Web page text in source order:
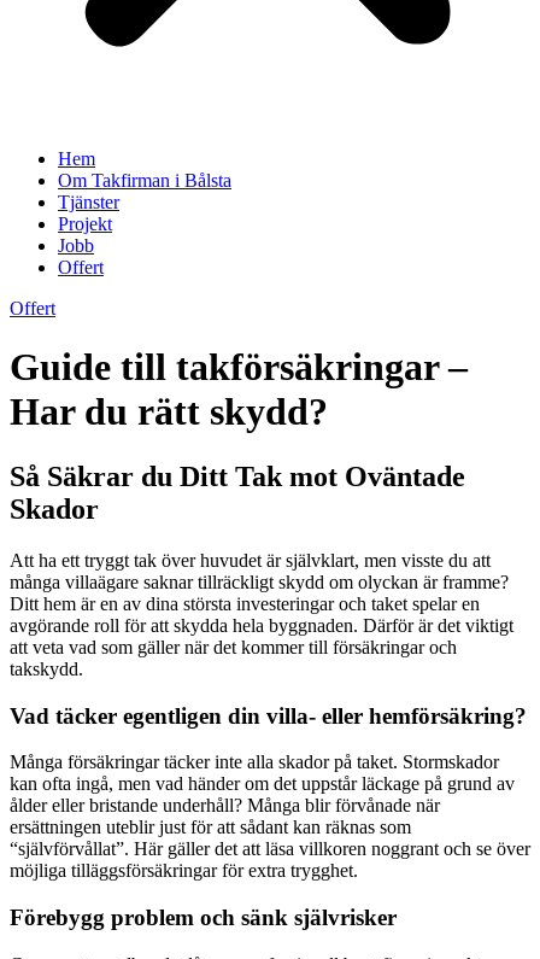
Hem
Om Takfirman i Bålsta
Tjänster
Projekt
Jobb
Offert
Offert
Guide till takförsäkringar –
Har du rätt skydd?
Så Säkrar du Ditt Tak mot Oväntade
Skador
Att ha ett tryggt tak över huvudet är självklart, men visste du att
många villaägare saknar tillräckligt skydd om olyckan är framme?
Ditt hem är en av dina största investeringar och taket spelar en
avgörande roll för att skydda hela byggnaden. Därför är det viktigt
att veta vad som gäller när det kommer till försäkringar och
takskydd.
Vad täcker egentligen din villa- eller hemförsäkring?
Många försäkringar täcker inte alla skador på taket. Stormskador
kan ofta ingå, men vad händer om det uppstår läckage på grund av
ålder eller bristande underhåll? Många blir förvånade när
ersättningen uteblir just för att sådant kan räknas som
“självförvållat”. Här gäller det att läsa villkoren noggrant och se över
möjliga tilläggsförsäkringar för extra trygghet.
Förebygg problem och sänk självrisker